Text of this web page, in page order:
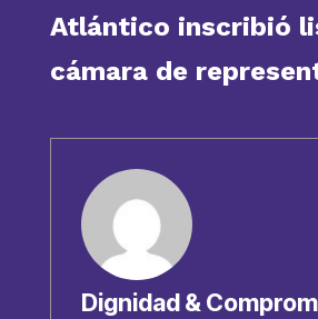
Atlántico inscribió
cámara de
Dignidad &